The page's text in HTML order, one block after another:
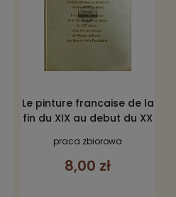
Le pinture francaise de la
fin du XIX au debut du XX
collections du musee
national des Beaux-Arts
praca zbiorowa
8,00 zł